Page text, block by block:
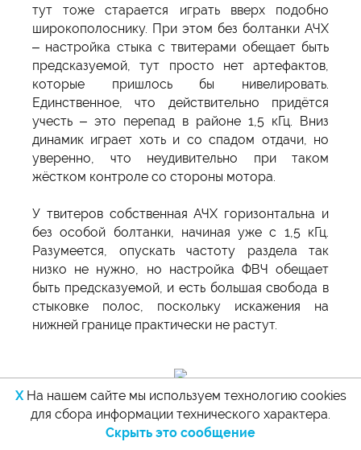
тут тоже старается играть вверх подобно
широкополоснику. При этом без болтанки АЧХ
– настройка стыка с твитерами обещает быть
предсказуемой, тут просто нет артефактов,
которые пришлось бы нивелировать.
Единственное, что действительно придётся
учесть – это перепад в районе 1,5 кГц. Вниз
динамик играет хоть и со спадом отдачи, но
уверенно, что неудивительно при таком
жёстком контроле со стороны мотора.
У твитеров собственная АЧХ горизонтальна и
без особой болтанки, начиная уже с 1,5 кГц.
Разумеется, опускать частоту раздела так
низко не нужно, но настройка ФВЧ обещает
быть предсказуемой, и есть большая свобода в
стыковке полос, поскольку искажения на
нижней границе практически не растут.
Примеры стыковки полос
. Сначала
попробовал состыковать СЧ и твитеры в
XНа нашем сайте мы используем технологию cookies
для сбора информации технического характера.
Скрыть это сообщение